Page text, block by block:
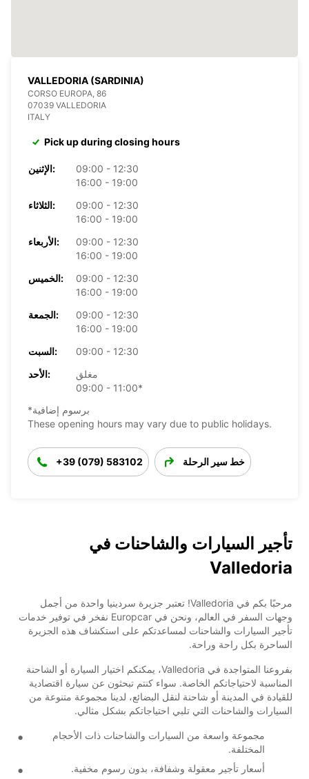
VALLEDORIA (SARDINIA)
CORSO EUROPA, 86
07039 VALLEDORIA
ITALY
Pick up during closing hours
الإثنين:
09:00 - 12:30
16:00 - 19:00
الثلاثاء:
09:00 - 12:30
16:00 - 19:00
الأربعاء:
09:00 - 12:30
16:00 - 19:00
الخميس:
09:00 - 12:30
16:00 - 19:00
الجمعة:
09:00 - 12:30
16:00 - 19:00
السبت:
09:00 - 12:30
الأحد:
مغلق
09:00 - 11:00*
*برسوم إضافية
These opening hours may vary due to public holidays.
+39 (079) 583102 خط سير الرحلة
تأجير السيارات والشاحنات في
Valledoria
مرحبًا بكم في Valledoria! تعتبر جزيرة سردينيا واحدة من أجمل
وجهات السفر في العالم، ونحن في Europcar نفخر في توفير خدمات
تأجير السيارات والشاحنات لمساعدتكم على استكشاف هذه الجزيرة
الساحرة بكل راحة وراحة.
بفروعنا المتواجدة في Valledoria، يمكنكم اختيار السيارة أو الشاحنة
المناسبة لاحتياجاتكم الخاصة. سواء كنتم تبحثون عن سيارة اقتصادية
للقيادة في المدينة أو شاحنة لنقل البضائع، لدينا مجموعة متنوعة من
السيارات والشاحنات التي تلبي احتياجاتكم بشكل مثالي.
مجموعة واسعة من السيارات والشاحنات ذات الأحجام
المختلفة.
أسعار تأجير معقولة وشفافة، بدون رسوم مخفية.